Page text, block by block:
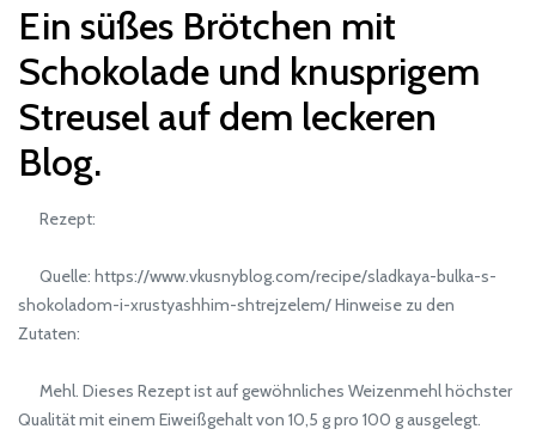
Ein süßes Brötchen mit
Schokolade und knusprigem
Streusel auf dem leckeren
Blog.
Rezept:
Quelle: https://www.vkusnyblog.com/recipe/sladkaya-bulka-s-
shokoladom-i-xrustyashhim-shtrejzelem/ Hinweise zu den
Zutaten:
Mehl. Dieses Rezept ist auf gewöhnliches Weizenmehl höchster
Qualität mit einem Eiweißgehalt von 10,5 g pro 100 g ausgelegt.